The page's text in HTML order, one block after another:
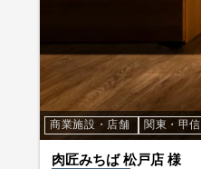
商業施設・店舗 関東・甲信
肉匠みちば 松戸店 様